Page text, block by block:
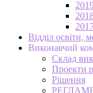
Відділ освіти,
Виконавчий
Склад
Проекти
Рішення